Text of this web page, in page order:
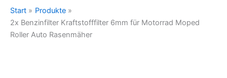
Start
Produkte
2x Benzinfilter Kraftstofffilter 6mm für Motorrad Moped
Roller Auto Rasenmäher